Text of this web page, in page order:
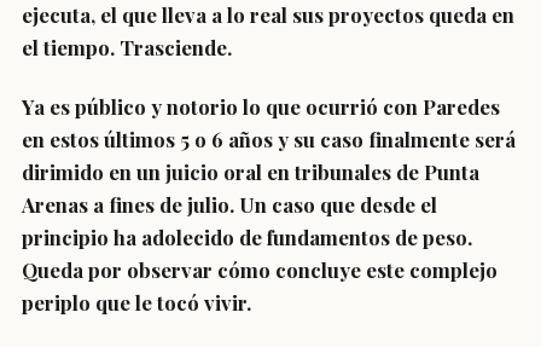
ejecuta, el que lleva a lo real sus proyectos queda en
el tiempo. Trasciende.
Ya es público y notorio lo que ocurrió con Paredes
en estos últimos 5 o 6 años y su caso finalmente será
dirimido en un juicio oral en tribunales de Punta
Arenas a fines de julio. Un caso que desde el
principio ha adolecido de fundamentos de peso.
Queda por observar cómo concluye este complejo
periplo que le tocó vivir.